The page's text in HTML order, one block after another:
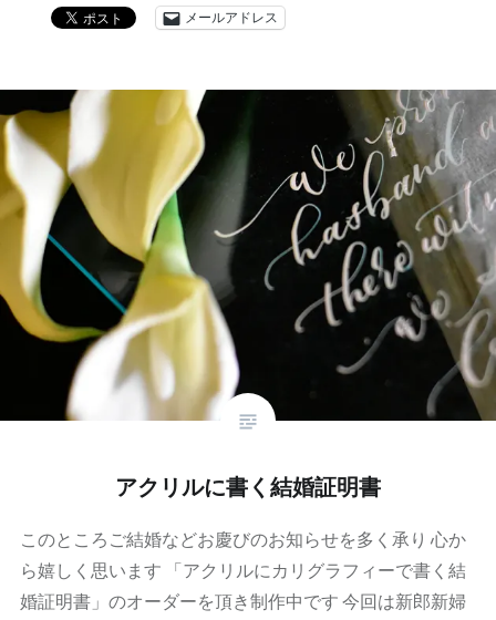
メールアドレス
アクリルに書く結婚証明書
このところご結婚などお慶びのお知らせを多く承り 心か
ら嬉しく思います 「アクリルにカリグラフィーで書く結
婚証明書」のオーダーを頂き制作中です 今回は新郎新婦